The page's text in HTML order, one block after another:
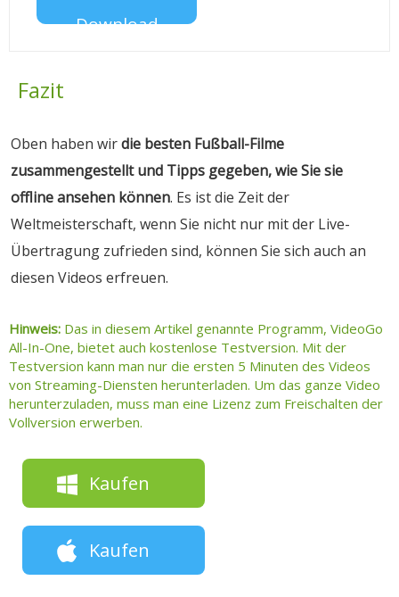
Download
Fazit
Oben haben wirdie besten Fußball-Filme
zusammengestellt und Tipps gegeben, wie Sie sie
offline ansehen können. Es ist die Zeit der
Weltmeisterschaft, wenn Sie nicht nur mit der Live-
Übertragung zufrieden sind, können Sie sich auch an
diesen Videos erfreuen.
Hinweis: Das in diesem Artikel genannte Programm, VideoGo
All-In-One, bietet auch kostenlose Testversion. Mit der
Testversion kann man nur die ersten 5 Minuten des Videos
von Streaming-Diensten herunterladen. Um das ganze Video
herunterzuladen, muss man eine Lizenz zum Freischalten der
Vollversion erwerben.
Kaufen
Kaufen